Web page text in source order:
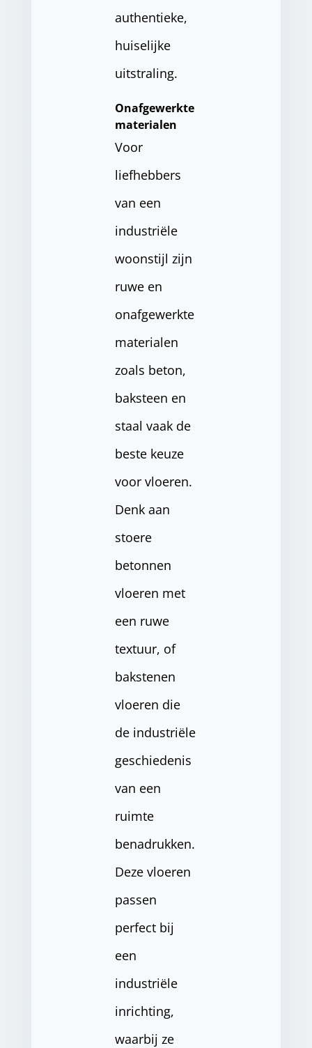
authentieke,
huiselijke
uitstraling.
Onafgewerkte
materialen
Voor
liefhebbers
van een
industriële
woonstijl zijn
ruwe en
onafgewerkte
materialen
zoals beton,
baksteen en
staal vaak de
beste keuze
voor vloeren.
Denk aan
stoere
betonnen
vloeren met
een ruwe
textuur, of
bakstenen
vloeren die
de industriële
geschiedenis
van een
ruimte
benadrukken.
Deze vloeren
passen
perfect bij
een
industriële
inrichting,
waarbij ze